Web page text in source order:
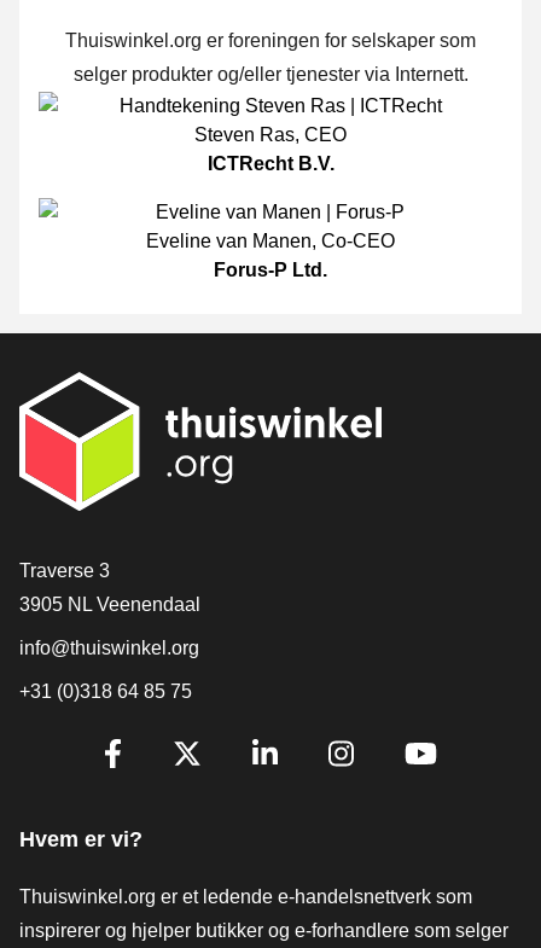
Thuiswinkel.org er foreningen for selskaper som
selger produkter og/eller tjenester via Internett.
Steven Ras, CEO
ICTRecht B.V.
Eveline van Manen, Co-CEO
Forus-P Ltd.
[_General:Contact]
Traverse 3
3905 NL Veenendaal
info@thuiswinkel.org
+31 (0)318 64 85 75
[_General:SocialMediaTitle]
Hvem er vi?
Thuiswinkel.org er et ledende e-handelsnettverk som
inspirerer og hjelper butikker og e-forhandlere som selger